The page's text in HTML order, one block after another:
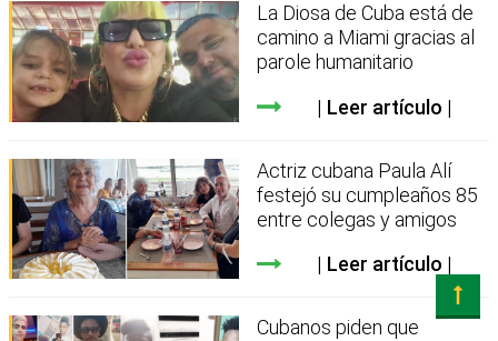
La Diosa de Cuba está de
camino a Miami gracias al
parole humanitario
Leer artículo
Actriz cubana Paula Alí
festejó su cumpleaños 85
entre colegas y amigos
Leer artículo
Cubanos piden que